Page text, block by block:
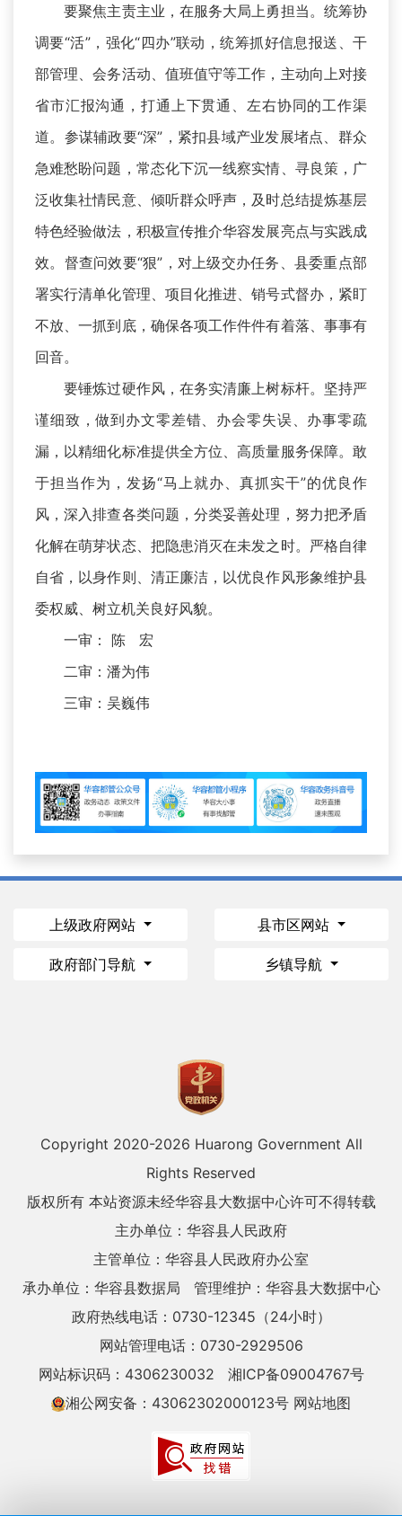
要聚焦主责主业，在服务大局上勇担当。统筹协
调要“活”，强化“四办”联动，统筹抓好信息报送、干
部管理、会务活动、值班值守等工作，主动向上对接
省市汇报沟通，打通上下贯通、左右协同的工作渠
道。参谋辅政要“深”，紧扣县域产业发展堵点、群众
急难愁盼问题，常态化下沉一线察实情、寻良策，广
泛收集社情民意、倾听群众呼声，及时总结提炼基层
特色经验做法，积极宣传推介华容发展亮点与实践成
效。督查问效要“狠”，对上级交办任务、县委重点部
署实行清单化管理、项目化推进、销号式督办，紧盯
不放、一抓到底，确保各项工作件件有着落、事事有
回音。
要锤炼过硬作风，在务实清廉上树标杆。坚持严
谨细致，做到办文零差错、办会零失误、办事零疏
漏，以精细化标准提供全方位、高质量服务保障。敢
于担当作为，发扬“马上就办、真抓实干”的优良作
风，深入排查各类问题，分类妥善处理，努力把矛盾
化解在萌芽状态、把隐患消灭在未发之时。严格自律
自省，以身作则、清正廉洁，以优良作风形象维护县
委权威、树立机关良好风貌。
一审： 陈 宏
二审：潘为伟
三审：吴巍伟
上级政府网站 县市区网站
政府部门导航 乡镇导航
Copyright 2020-2026 Huarong Government All
Rights Reserved
版权所有 本站资源未经华容县大数据中心许可不得转载
主办单位：华容县人民政府
主管单位：华容县人民政府办公室
承办单位：华容县数据局
管理维护：华容县大数据中心
政府热线电话：0730-12345（24小时）
网站管理电话：0730-2929506
网站标识码：4306230032
湘ICP备09004767号
湘公网安备：43062302000123号 网站地图